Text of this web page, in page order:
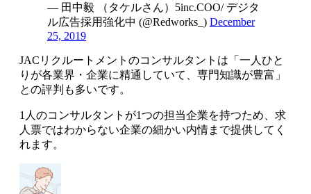
— 田中毅 （タケルさん）5inc.COO/ デジタ
ル広告採用強化中 (@Redworks_) December
25, 2019
JACリクルートメントのコンサルタントは 「一人ひと
りが各業界・企業に精通していて、専門知識が豊富」
との評判も多いです。
1人のコンサルタントが1つの担当企業を持つため、求
人票ではわからない企業の細かい内情まで提供してく
れます。